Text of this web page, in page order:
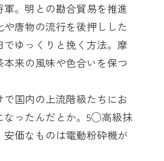
。明との勘合貿易を推進
や唐物の流行を後押しした
でゆっくりと挽く方法。摩
来の風味や色合いを保つ
国内の上流階級たちにお
なったんだとか。5◯高級抹
価なものは電動粉砕機が